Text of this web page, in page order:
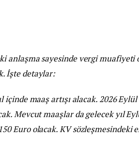
anlaşma sayesinde vergi
İşte detaylar:
maaş artışı alacak. 2026
Mevcut maaşlar da gelecek yıl
Euro olacak. KV sözleşmesindeki